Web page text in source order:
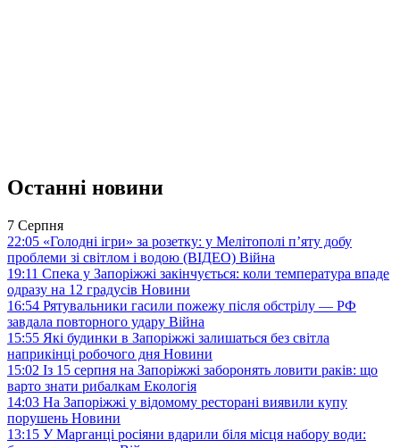
Останні новини
7 Серпня
22:05 «Голодні ігри» за розетку: у Мелітополі п’яту добу
проблеми зі світлом і водою (ВІДЕО) Війна
19:11 Спека у Запоріжжі закінчується: коли температура впаде
одразу на 12 градусів Новини
16:54 Рятувальники гасили пожежу після обстрілу — РФ
завдала повторного удару Війна
15:55 Які будинки в Запоріжжі залишаться без світла
наприкінці робочого дня Новини
15:02 Із 15 серпня на Запоріжжі заборонять ловити раків: що
варто знати рибалкам Екологія
14:03 На Запоріжжі у відомому ресторані виявили купу
порушень Новини
13:15 У Марганці росіяни вдарили біля місця набору води: